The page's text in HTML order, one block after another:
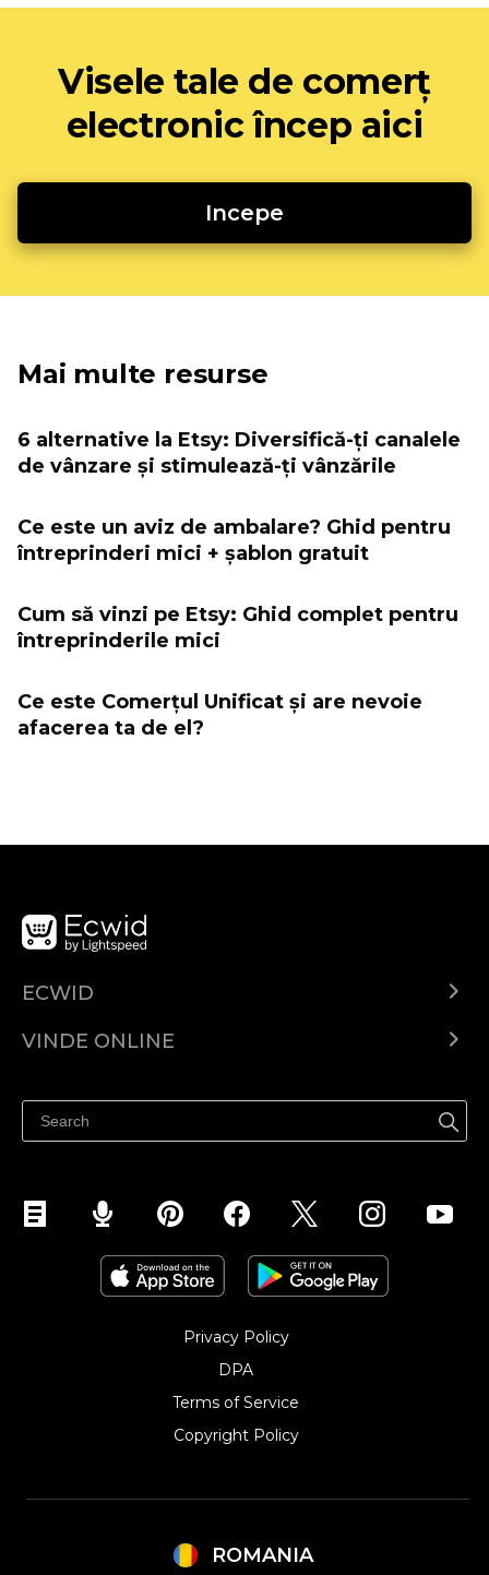
Visele tale de comerț
electronic încep aici
Incepe
Mai multe resurse
6 alternative la Etsy: Diversifică-ți canalele
de vânzare și stimulează-ți vânzările
Ce este un aviz de ambalare? Ghid pentru
întreprinderi mici + șablon gratuit
Cum să vinzi pe Etsy: Ghid complet pentru
întreprinderile mici
Ce este Comerțul Unificat și are nevoie
afacerea ta de el?
ECWID
Prețuri
VINDE ONLINE
Vinde pe Facebook
Vinde pe Instagram
Privacy Policy
DPA
Terms of Service
Copyright Policy‎
ROMANIA